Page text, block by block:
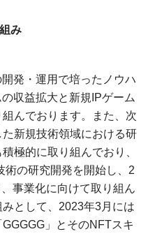
み
発・運用で培ったノウハ
収益拡大と新規IPゲーム
んでおります。また、次
新規技術領域における研
極的に取り組んでおり、
術の研究開発を開始し、2
事業化に向けて取り組ん
として、2023年3月には
」とそのNFTスキ